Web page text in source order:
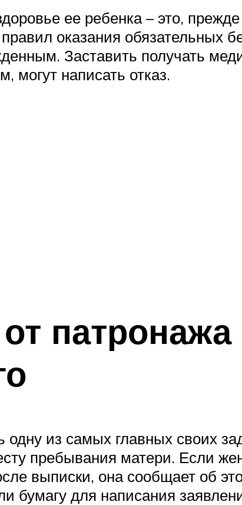
ее ребенка – это, прежде
оказания обязательных
Заставить получать
могут написать отказ.
патронажа
одну из самых главных своих
пребывания матери. Если
выписки, она сообщает об
бумагу для написания